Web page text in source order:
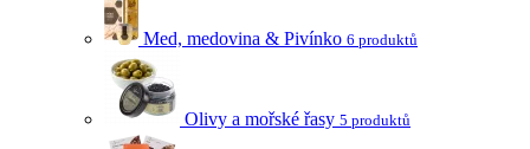
Med, medovina & Pivínko 6 produktů
Olivy a mořské řasy 5 produktů